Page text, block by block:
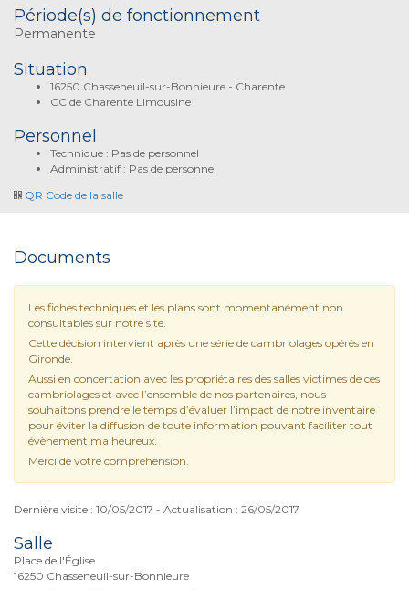
Période(s) de fonctionnement
Permanente
Situation
16250 Chasseneuil-sur-Bonnieure - Charente
CC de Charente Limousine
Personnel
Technique : Pas de personnel
Administratif : Pas de personnel
QR Code de la salle
Documents
Les fiches techniques et les plans sont momentanément non
consultables sur notre site.
Cette décision intervient après une série de cambriolages opérés en
Gironde.
Aussi en concertation avec les propriétaires des salles victimes de ces
cambriolages et avec l’ensemble de nos partenaires, nous
souhaitons prendre le temps d’évaluer l’impact de notre inventaire
pour éviter la diffusion de toute information pouvant faciliter tout
évènement malheureux.
Merci de votre compréhension.
Dernière visite : 10/05/2017 - Actualisation : 26/05/2017
Salle
Place de l'Église
16250 Chasseneuil-sur-Bonnieure